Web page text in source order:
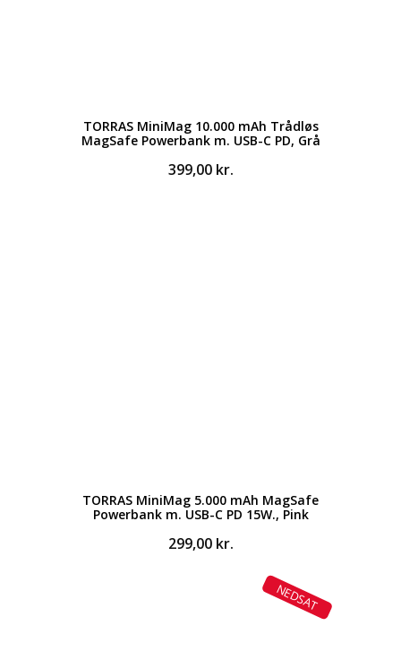
TORRAS MiniMag 10.000 mAh Trådløs
MagSafe Powerbank m. USB-C PD, Grå
399,00 kr.
TORRAS MiniMag 5.000 mAh MagSafe
Powerbank m. USB-C PD 15W., Pink
299,00 kr.
NEDSAT